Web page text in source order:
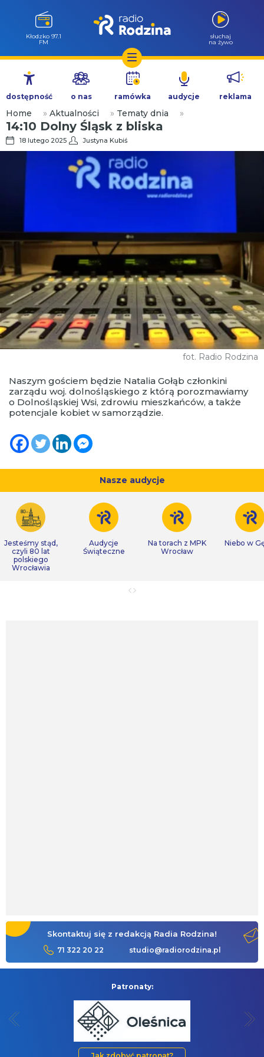
Przejdź
treści
Wołów 99.6
FM
słuchaj
na żywo
dostępność o nas ramówka audycje reklama
Home » Aktualności » Tematy dnia »
14:10 Dolny Śląsk z bliska
18 lutego 2025 Justyna Kubiś
fot. Radio Rodzina
Naszym gościem będzie Natalia Gołąb członkini
zarządu woj. dolnośląskiego z którą porozmawiamy
o Dolnośląskiej Wsi, zdrowiu mieszkańców, a także
potencjale kobiet w samorządzie.
Nasze audycje
Jesteśmy stąd,
czyli 80 lat
polskiego
Wrocławia
Audycje
Świąteczne
Na torach z MPK
Wrocław
Niebo w
Skontaktuj się z redakcją Radia Rodzina!
71 322 20 22 studio@radiorodzina.pl
Patronaty: